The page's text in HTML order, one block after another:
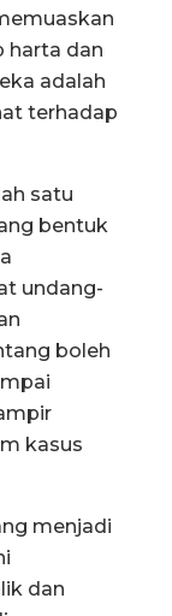
harta dan
adalah
terhadap
satu
bentuk
undang-
boleh
kasus
menjadi
dan